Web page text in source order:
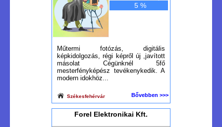
5 %
Műtermi fotózás, digitális
képkidolgozás, régi képről új ,javított
másolat Cégünknél 5fő
mesterfényképész tevékenykedik. A
modern idokhöz...
Székesfehérvár Bővebben >>>
Forel Elektronikai Kft.